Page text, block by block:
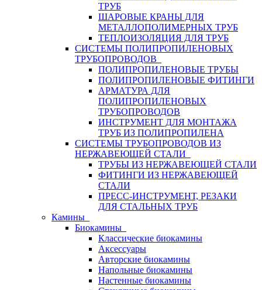
ТРУБ
ШАРОВЫЕ КРАНЫ ДЛЯ
МЕТАЛЛОПОЛИМЕРНЫХ ТРУБ
ТЕПЛОИЗОЛЯЦИЯ ДЛЯ ТРУБ
СИСТЕМЫ ПОЛИПРОПИЛЕНОВЫХ
ТРУБОПРОВОДОВ
ПОЛИПРОПИЛЕНОВЫЕ ТРУБЫ
ПОЛИПРОПИЛЕНОВЫЕ ФИТИНГИ
АРМАТУРА ДЛЯ
ПОЛИПРОПИЛЕНОВЫХ
ТРУБОПРОВОДОВ
ИНСТРУМЕНТ ДЛЯ МОНТАЖА
ТРУБ ИЗ ПОЛИПРОПИЛЕНА
СИСТЕМЫ ТРУБОПРОВОДОВ ИЗ
НЕРЖАВЕЮЩЕЙ СТАЛИ
ТРУБЫ ИЗ НЕРЖАВЕЮЩЕЙ СТАЛИ
ФИТИНГИ ИЗ НЕРЖАВЕЮЩЕЙ
СТАЛИ
ПРЕСС-ИНСТРУМЕНТ, РЕЗАКИ
ДЛЯ СТАЛЬНЫХ ТРУБ
Камины
Биокамины
Классические биокамины
Аксессуары
Авторские биокамины
Напольные биокамины
Настенные биокамины